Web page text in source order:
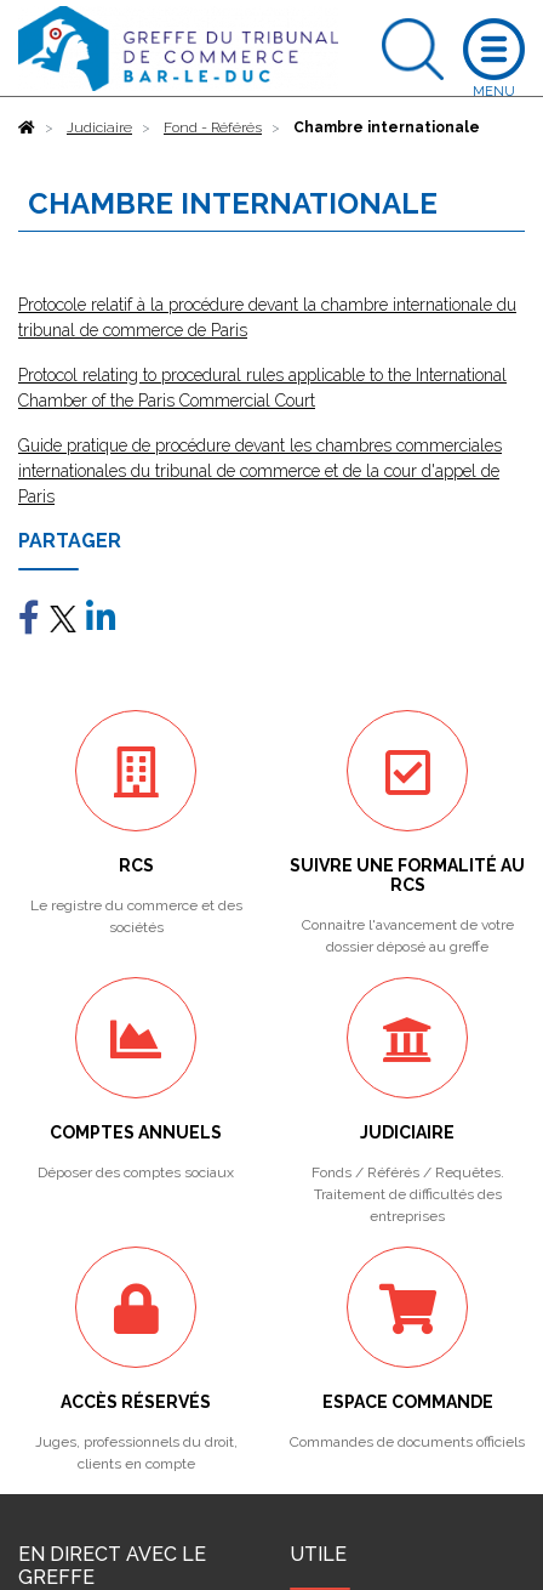
AccueilJudiciaire Fond - Référés Chambre internationale
CHAMBRE INTERNATIONALE
Protocole relatif à la procédure devant la chambre internationale du
tribunal de commerce de Paris
Protocol relating to procedural rules applicable to the International
Chamber of the Paris Commercial Court
Guide pratique de procédure devant les chambres commerciales
internationales du tribunal de commerce et de la cour d'appel de
Paris
PARTAGER
RCS
Le registre du commerce et des
sociétés
SUIVRE UNE FORMALITÉ AU
RCS
Connaitre l'avancement de votre
dossier déposé au greffe
COMPTES ANNUELS
Déposer des comptes sociaux
JUDICIAIRE
Fonds / Référés / Requêtes.
Traitement de difficultés des
entreprises
ACCÈS RÉSERVÉS
Juges, professionnels du droit,
clients en compte
ESPACE COMMANDE
Commandes de documents officiels
EN DIRECT AVEC LE
GREFFE
UTILE